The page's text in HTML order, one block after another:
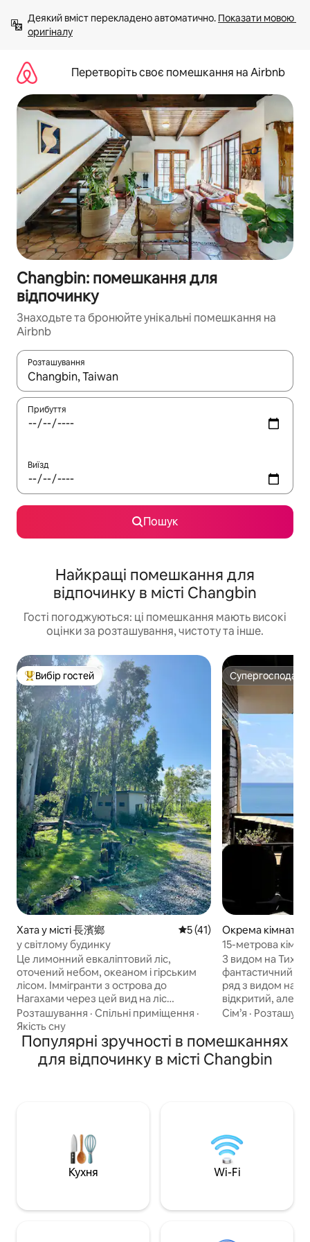
вмісту
Деякий вміст перекладено автоматично. Показати мовою
оригіналу
Перетворіть своє помешкання на Airbnb
Changbin: помешкання для
відпочинку
Знаходьте та бронюйте унікальні помешкання на
Airbnb
Розташування
Отримавши результати пошуку, використовуйте для
Прибуття
Виїзд
Пошук
Найкращі помешкання для
відпочинку в місті Changbin
Гості погоджуються: ці помешкання мають високі
оцінки за розташування, чистоту та інше.
Топ вибір гостей
Вибір гостей
Хата у місті 長濱鄉 Середня оцінка: 5 з 5,
5 (41)
у світлому будинку
Це лимонний евкаліптовий ліс,
оточений небом, океаном і гірським
лісом. Іммігранти з острова до
Нагахами через цей вид на ліс
Почавши жити в лісі, День живиться і
зцілюється цим лісом, оточеним
блакитним морем і зеленими горами.
Кожна мить така красива й чарівна. Я
часто відчуваю, що живу не просто в
хочуть «порожнити» і насолодитися
«спокоєм» Запросіть вас спробувати
Komori в «Лісі світла»... Щоб ви могли
повністю розслабитися й
територія лісового парку Ципін. Ця
Розташування · Спільні приміщення ·
Якість сну
Супергосподар
Супергосподар
Окрема кімната у
村
15-метрова
видом на море/
З видом на Тихий
фантастичний
ряд з видом на
відкритий, але й
для паркування,
автомобілі. «Без приготування їжі в
меню» - це обов
приватної кухні,
рослинність, а
квітами
це рано вранці,
спостерігаючи
Сім’я ·
Популярні зручності в помешканнях
для відпочинку в місті Changbin
Кухня Wi-Fi